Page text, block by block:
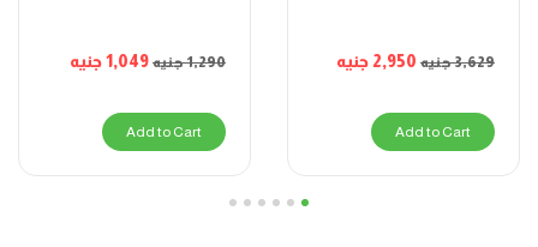
3,629جنيه 2,950 جنيه
Add to Cart
1,290جنيه 1,049جنيه
Add to Cart
1
2